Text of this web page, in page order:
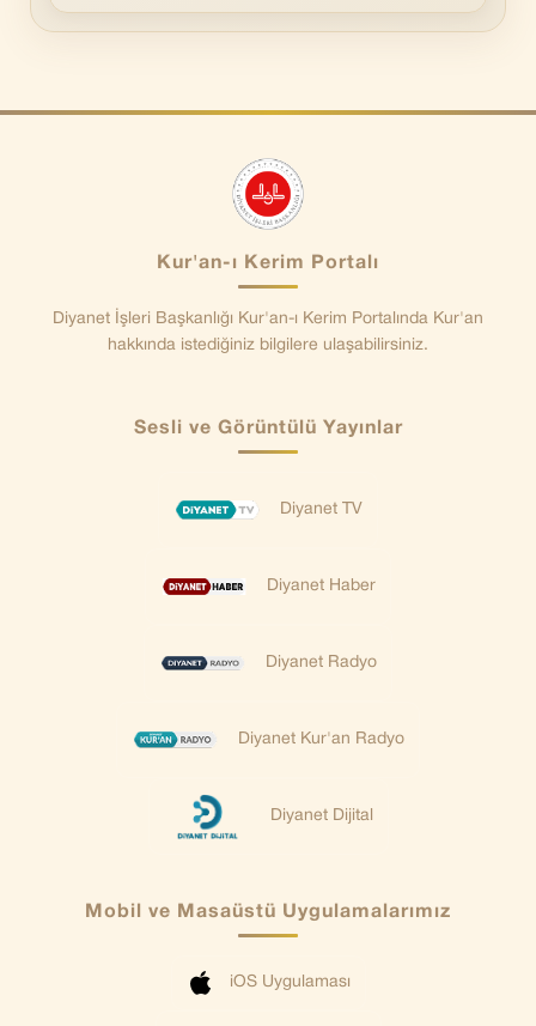
Kur'an-ı Kerim Portalı
Diyanet İşleri Başkanlığı Kur'an-ı Kerim Portalında Kur'an
hakkında istediğiniz bilgilere ulaşabilirsiniz.
Sesli ve Görüntülü Yayınlar
Diyanet TV
Diyanet Haber
Diyanet Radyo
Diyanet Kur'an Radyo
Diyanet Dijital
Mobil ve Masaüstü Uygulamalarımız
iOS Uygulaması